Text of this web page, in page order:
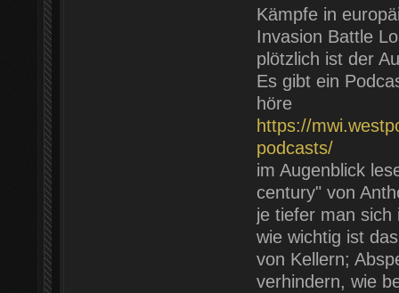
Kämpfe in
Invasion Battle
plötzlich ist der
Es gibt ein
höre
https://
podcasts/
im Augenblick
century" von
je tiefer man sich
wie wichtig ist
von Kellern;
verhindern, wie